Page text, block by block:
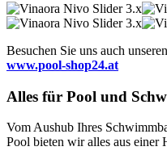
Besuchen Sie uns auch
www.pool-shop24.at
Alles für Pool und
Vom Aushub Ihres
Pool bieten wir alles aus einer